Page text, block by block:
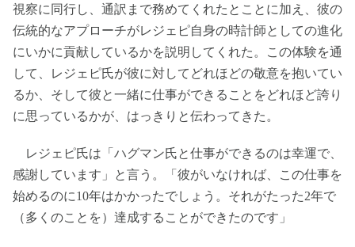
視察に同行し、通訳まで務めてくれたとことに加え、彼の
伝統的なアプローチがレジェピ自身の時計師としての進化
にいかに貢献しているかを説明してくれた。この体験を通
して、レジェピ氏が彼に対してどれほどの敬意を抱いてい
るか、そして彼と一緒に仕事ができることをどれほど誇り
に思っているかが、はっきりと伝わってきた。
レジェピ氏は「ハグマン氏と仕事ができるのは幸運で、
感謝しています」と言う。「彼がいなければ、この仕事を
始めるのに10年はかかったでしょう。それがたった2年で
（多くのことを）達成することができたのです」